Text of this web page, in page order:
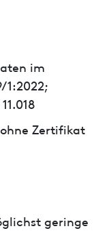
im
1:2022;
Zertifikat
geringe